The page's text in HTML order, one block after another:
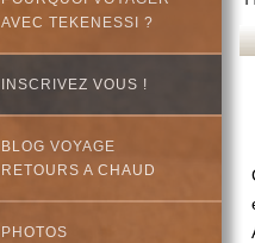
AVEC TEKENESSI ?
INSCRIVEZ VOUS !
BLOG VOYAGE
RETOURS A CHAUD
PHOTOS